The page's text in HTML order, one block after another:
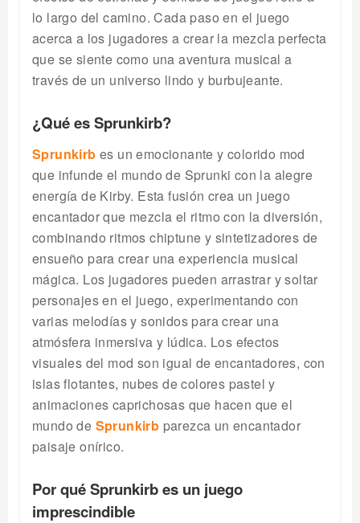
lo largo del camino. Cada paso en el juego
acerca a los jugadores a crear la mezcla perfecta
que se siente como una aventura musical a
través de un universo lindo y burbujeante.
¿Qué es Sprunkirb?
Sprunkirb es un emocionante y colorido mod
que infunde el mundo de Sprunki con la alegre
energía de Kirby. Esta fusión crea un juego
encantador que mezcla el ritmo con la diversión,
combinando ritmos chiptune y sintetizadores de
ensueño para crear una experiencia musical
mágica. Los jugadores pueden arrastrar y soltar
personajes en el juego, experimentando con
varias melodías y sonidos para crear una
atmósfera inmersiva y lúdica. Los efectos
visuales del mod son igual de encantadores, con
islas flotantes, nubes de colores pastel y
animaciones caprichosas que hacen que el
mundo de Sprunkirb parezca un encantador
paisaje onírico.
Por qué Sprunkirb es un juego
imprescindible